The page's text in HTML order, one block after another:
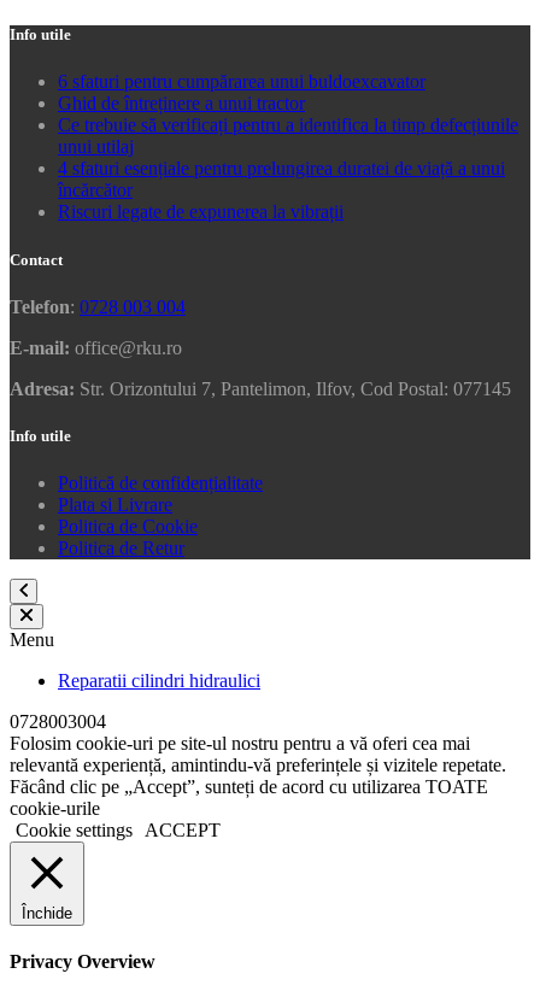
Info utile
6 sfaturi pentru cumpărarea unui buldoexcavator
Ghid de întreținere a unui tractor
Ce trebuie să verificați pentru a identifica la timp defecțiunile
unui utilaj
4 sfaturi esențiale pentru prelungirea duratei de viață a unui
încărcător
Riscuri legate de expunerea la vibrații
Contact
Telefon: 0728 003 004
E-mail: office@rku.ro
Adresa: Str. Orizontului 7, Pantelimon, Ilfov, Cod Postal: 077145
Info utile
Politică de confidențialitate
Plata si Livrare
Politica de Cookie
Politica de Retur
Menu
Reparatii cilindri hidraulici
0728003004
Folosim cookie-uri pe site-ul nostru pentru a vă oferi cea mai
relevantă experiență, amintindu-vă preferințele și vizitele repetate.
Făcând clic pe „Accept”, sunteți de acord cu utilizarea TOATE
cookie-urile
Cookie settings
ACCEPT
Închide
Privacy Overview